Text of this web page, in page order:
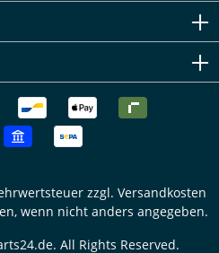
zzgl. Versandkosten
wenn nicht anders angegeben.
All Rights Reserved.